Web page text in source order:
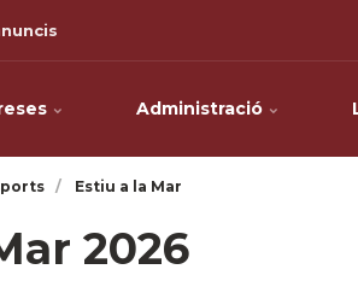
Administració
Estiu a la Mar
2026